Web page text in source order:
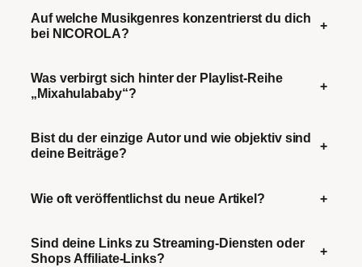
Auf welche Musikgenres konzentrierst du dich
bei NICOROLA?
+
Was verbirgt sich hinter der Playlist-Reihe
„Mixahulababy“?
+
Bist du der einzige Autor und wie objektiv sind
deine Beiträge?
+
Wie oft veröffentlichst du neue Artikel? +
Sind deine Links zu Streaming-Diensten oder
Shops Affiliate-Links?
+